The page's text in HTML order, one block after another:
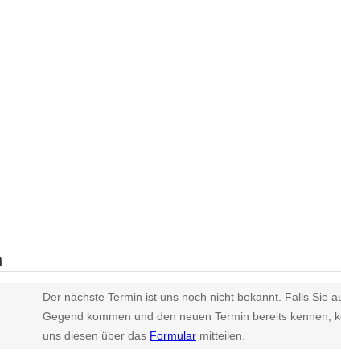
Der nächste Termin ist uns noch nicht bekannt. Falls Sie
Gegend kommen und den neuen Termin bereits kennen,
uns diesen über das Formular mitteilen.